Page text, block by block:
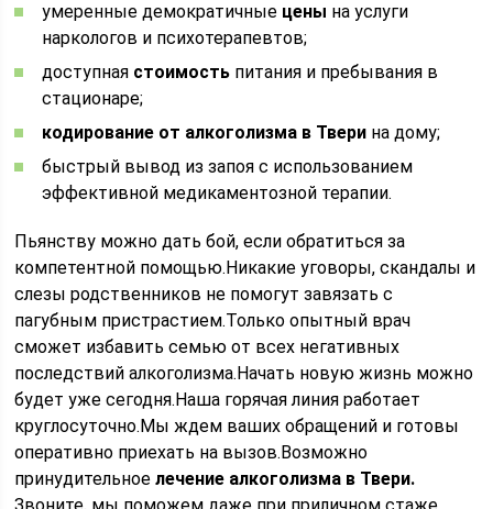
умеренные демократичные цены на услуги
наркологов и психотерапевтов;
доступная стоимость питания и пребывания в
стационаре;
кодирование от алкоголизма в Твери на дому;
быстрый вывод из запоя с использованием
эффективной медикаментозной терапии.
Пьянству можно дать бой, если обратиться за
компетентной помощью.Никакие уговоры, скандалы и
слезы родственников не помогут завязать с
пагубным пристрастием.Только опытный врач
сможет избавить семью от всех негативных
последствий алкоголизма.Начать новую жизнь можно
будет уже сегодня.Наша горячая линия работает
круглосуточно.Мы ждем ваших обращений и готовы
оперативно приехать на вызов.Возможно
принудительноелечение алкоголизма в Твери.